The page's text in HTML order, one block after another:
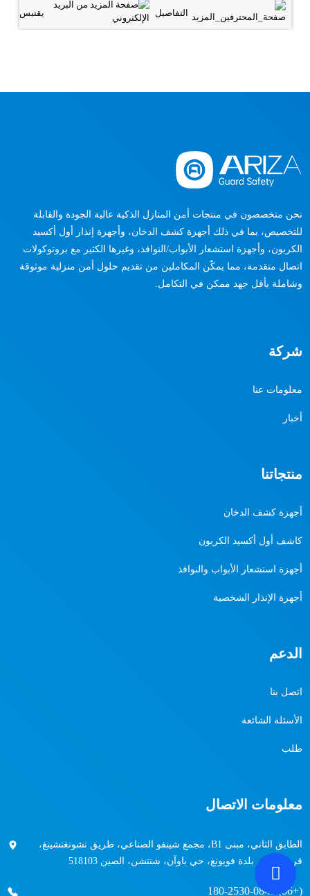
التفاصيل يقتبس
نحن متخصصون في منتجات أمن المنازل الذكية عالية الجودة والقابلة
للتخصيص، بما في ذلك أجهزة كشف الدخان، وأجهزة إنذار أول أكسيد
الكربون، وأجهزة استشعار الأبواب/النوافذ، وغيرها الكثير مع بروتوكولات
اتصال متقدمة، مما يمكّن المكاملين من تقديم حلول أمن منزلية موثوقة
وشاملة بأقل جهد ممكن في التكامل.
شركة
معلومات عنا
أخبار
منتجاتنا
أجهزة كشف الدخان
كاشف أول أكسيد الكربون
أجهزة استشعار الأبواب والنوافذ
أجهزة الإنذار الشخصية
الدعم
اتصل بنا
الأسئلة الشائعة
طلب
معلومات الاتصال
الطابق الثاني، مبنى B1، مجمع شينفو الصناعي، طريق تشونغتشينغ،
قرية هيبينغ، بلدة فويونغ، حي باوآن، شنتشن، الصين 518103
(+86) 180-2530-0849